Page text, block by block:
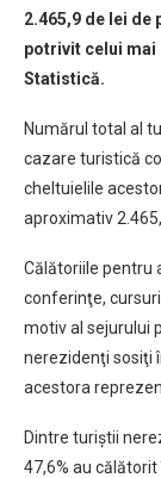
2.465,9 de lei
potrivit celui mai
Statistică.
Numărul total al
cazare turistică
cheltuielile
aproximativ
Călătoriile pentru
conferinţe,
motiv al sejurului
nerezidenţi sosiţi
acestora
Dintre turiştii
47,6% au